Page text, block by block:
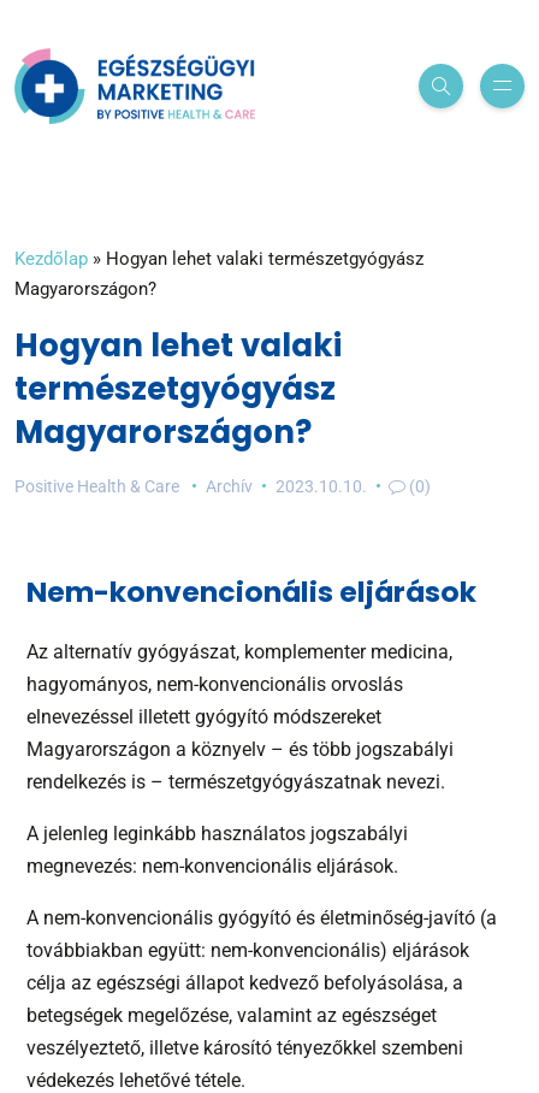
Kezdőlap » Hogyan lehet valaki természetgyógyász
Magyarországon?
Hogyan lehet valaki
természetgyógyász
Magyarországon?
Positive Health & Care Archív 2023.10.10. (0)
Nem-konvencionális eljárások
Az alternatív gyógyászat, komplementer medicina,
hagyományos, nem-konvencionális orvoslás
elnevezéssel illetett gyógyító módszereket
Magyarországon a köznyelv – és több jogszabályi
rendelkezés is – természetgyógyászatnak nevezi.
A jelenleg leginkább használatos jogszabályi
megnevezés: nem-konvencionális eljárások.
A nem-konvencionális gyógyító és életminőség-javító (a
továbbiakban együtt: nem-konvencionális) eljárások
célja az egészségi állapot kedvező befolyásolása, a
betegségek megelőzése, valamint az egészséget
veszélyeztető, illetve károsító tényezőkkel szembeni
védekezés lehetővé tétele.